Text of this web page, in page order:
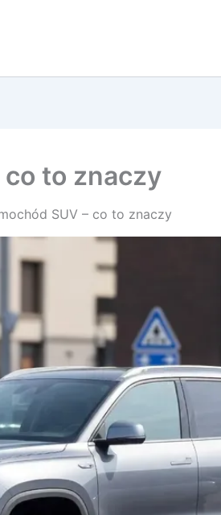
co to znaczy
SUV – co to znaczy